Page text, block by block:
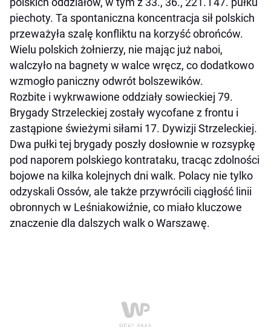
piechoty. Ta spontaniczna koncentracja sił polskich
przeważyła szalę konfliktu na korzyść obrońców.
Wielu polskich żołnierzy, nie mając już naboi,
walczyło na bagnety w walce wręcz, co dodatkowo
wzmogło paniczny odwrót bolszewików.
Rozbite i wykrwawione oddziały sowieckiej 79.
Brygady Strzeleckiej zostały wycofane z frontu i
zastąpione świeżymi siłami 17. Dywizji Strzeleckiej.
Dwa pułki tej brygady poszły dosłownie w rozsypkę
pod naporem polskiego kontrataku, tracąc zdolności
bojowe na kilka kolejnych dni walk. Polacy nie tylko
odzyskali Ossów, ale także przywrócili ciągłość linii
obronnych w Leśniakowiźnie, co miało kluczowe
znaczenie dla dalszych walk o Warszawę.